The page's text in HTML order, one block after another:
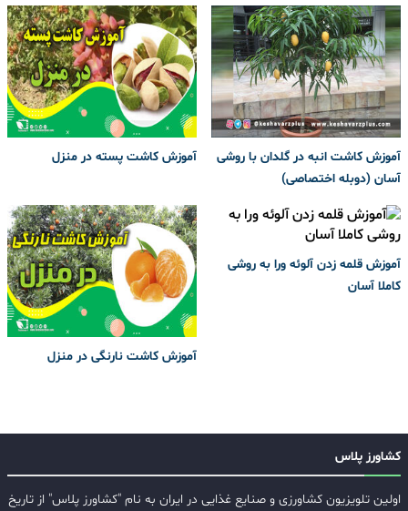
آموزش کاشت انبه در گلدان با روشی
آسان (دوبله اختصاصی)
آموزش کاشت پسته در منزل
آموزش قلمه زدن آلوئه ورا به روشی
کاملا آسان
آموزش کاشت نارنگی در منزل
کشاورز پلاس
اولین تلویزیون کشاورزی و صنایع غذایی در ایران به نام "کشاورز پلاس" از تاریخ